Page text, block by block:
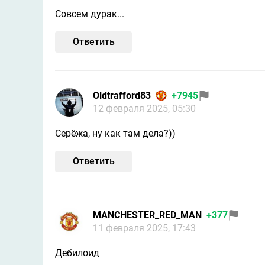
Совсем дурак...
Ответить
Oldtrafford83
+7945
12 февраля 2025, 05:30
Серёжа, ну как там дела?))
Ответить
MANCHESTER_RED_MAN +377
11 февраля 2025, 17:43
Дебилоид